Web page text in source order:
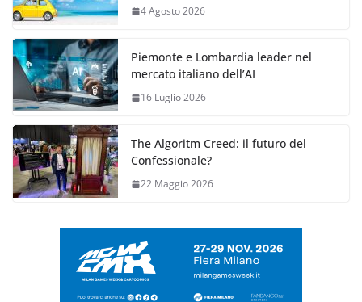
4 Agosto 2026
Piemonte e Lombardia leader nel
mercato italiano dell’AI
16 Luglio 2026
The Algoritm Creed: il futuro del
Confessionale?
22 Maggio 2026